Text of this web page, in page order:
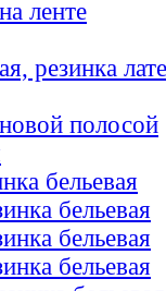
ленте
резинка
полосой
бельевая
бельевая
бельевая
бельевая